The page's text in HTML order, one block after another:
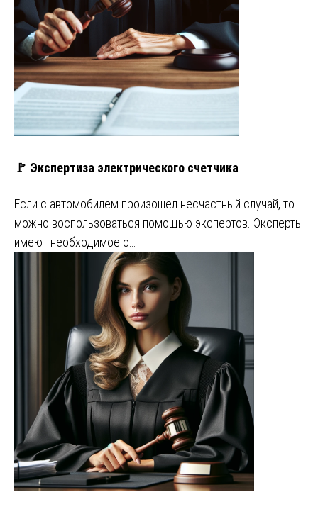
🚩 Экспертиза электрического счетчика
Если с автомобилем произошел несчастный случай, то
можно воспользоваться помощью экспертов. Эксперты
имеют необходимое о…